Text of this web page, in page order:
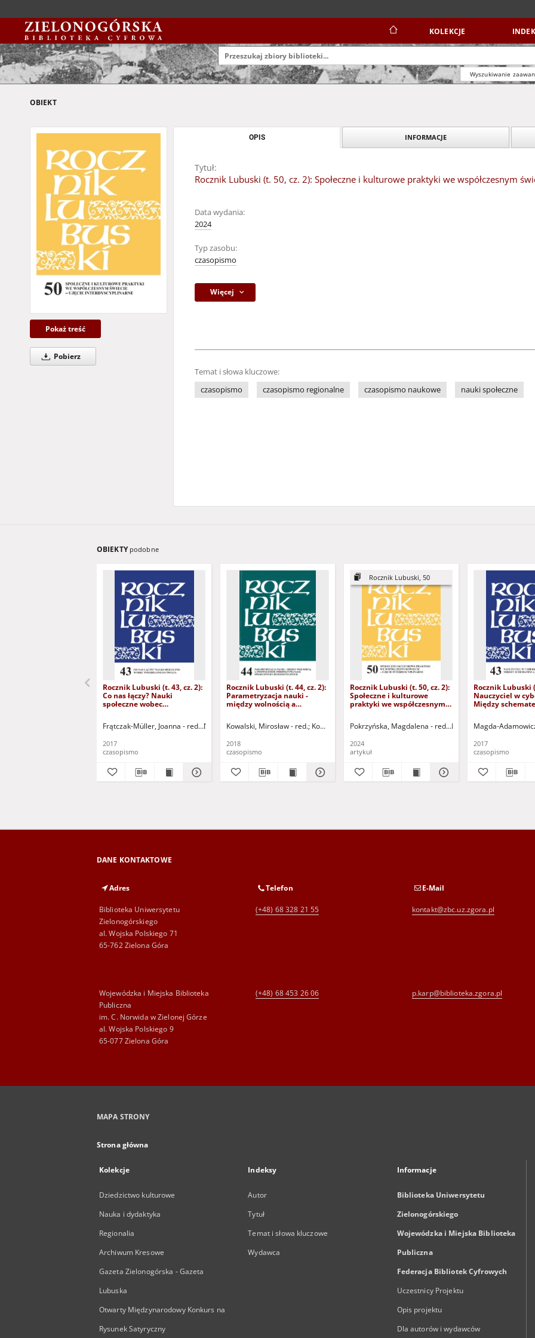
KOLEKCJE
Wyszukiwanie
OBIEKT
Pokaż treść
Pobierz
OPIS INFORMACJE
Tytuł:
Rocznik Lubuski (t. 50, cz. 2): Społeczne i kulturowe praktyki we współczesnym
Data wydania:
2024
Typ zasobu:
czasopismo
Więcej
Temat i słowa kluczowe:
czasopismo
czasopismo regionalne czasopismo naukowe nauki społeczne
OBIEKTY podobne
Rocznik Lubuski (t. 43, cz. 2):
Co nas łączy? Nauki
społeczne wobec
Frątczak-Müller, Joanna - red. Mielczarek-Żejmo, Anna - red. Mazur, Stanisław Gadowska, Kaja Flis, Jarosław Stolicki, Dariusz
2017
czasopismo
Rocznik Lubuski (t. 44, cz. 2):
Parametryzacja nauki -
między wolnością a
humanistycznych
Kowalski, Mirosław - red. Kowalska, Ewa - red. Melosik, Zbyszko (1956 -) Gromkowska-
2018
czasopismo
Rocznik Lubuski, 50
Rocznik Lubuski (t. 50, cz. 2):
Społeczne i kulturowe
praktyki we współczesnym
treści
Pokrzyńska, Magdalena - red. Nowicka, Ewa - red.
2024
artykuł
Rocznik Lubuski
Nauczyciel w
Między
Magda-
2017
czasopismo
DANE KONTAKTOWE
Adres
Biblioteka Uniwersytetu
Zielonogórskiego
al. Wojska Polskiego 71
65-762 Zielona Góra
Telefon
(+48) 68 328 21 55
E-Mail
kontakt@zbc.uz.zgora.pl
Wojewódzka i Miejska Biblioteka
Publiczna
im. C. Norwida w Zielonej Górze
al. Wojska Polskiego 9
65-077 Zielona Góra
(+48) 68 453 26 06 p.karp@biblioteka.zgora.pl
MAPA STRONY
Strona główna
Kolekcje
Dziedzictwo kulturowe
Nauka i dydaktyka
Regionalia
Archiwum Kresowe
Gazeta Zielonogórska - Gazeta
Lubuska
Otwarty Międzynarodowy Konkurs na
Rysunek Satyryczny
Indeksy
Autor
Tytuł
Temat i słowa kluczowe
Wydawca
Informacje
Biblioteka Uniwersytetu
Zielonogórskiego
Wojewódzka i Miejska Biblioteka
Publiczna
Federacja Bibliotek Cyfrowych
Uczestnicy Projektu
Opis projektu
Dla autorów i wydawców